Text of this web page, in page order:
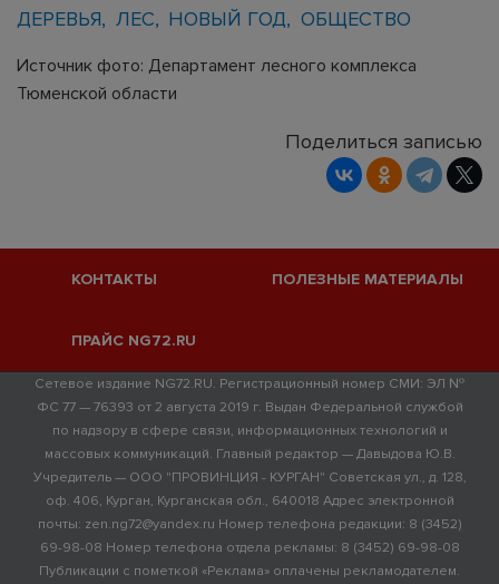
ДЕРЕВЬЯ
ЛЕС НОВЫЙ ГОД ОБЩЕСТВО
Источник фото: Департамент лесного комплекса
Тюменской области
Поделиться записью
КОНТАКТЫ ПОЛЕЗНЫЕ МАТЕРИАЛЫ
ПРАЙС NG72.RU
Сетевое издание NG72.RU. Регистрационный номер СМИ: ЭЛ №
ФС 77 — 76393 от 2 августа 2019 г. Выдан Федеральной службой
по надзору в сфере связи, информационных технологий и
массовых коммуникаций. Главный редактор — Давыдова Ю.В.
Учредитель — ООО "ПРОВИНЦИЯ - КУРГАН" Советская ул., д. 128,
оф. 406, Курган, Курганская обл., 640018 Адрес электронной
почты: zen.ng72@yandex.ru Номер телефона редакции: 8 (3452)
69-98-08 Номер телефона отдела рекламы: 8 (3452) 69-98-08
Публикации с пометкой «Реклама» оплачены рекламодателем.